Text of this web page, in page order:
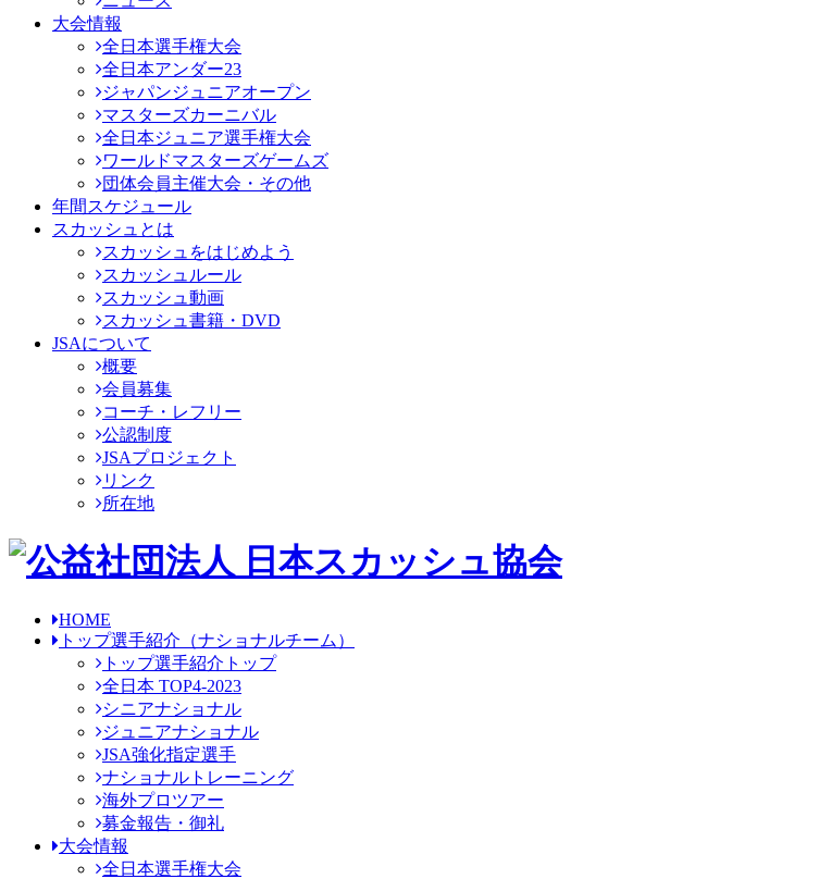
大会情報
全日本選手権大会
全日本アンダー23
ジャパンジュニアオープン
マスターズカーニバル
全日本ジュニア選手権大会
ワールドマスターズゲームズ
団体会員主催大会・その他
年間スケジュール
スカッシュとは
スカッシュをはじめよう
スカッシュルール
スカッシュ動画
スカッシュ書籍・DVD
JSAについて
概要
会員募集
コーチ・レフリー
公認制度
JSAプロジェクト
リンク
所在地
HOME
トップ選手紹介 （ナショナルチーム）
トップ選手紹介トップ
全日本 TOP4-2023
シニアナショナル
ジュニアナショナル
JSA強化指定選手
ナショナルトレーニング
海外プロツアー
募金報告・御礼
大会情報
全日本選手権大会